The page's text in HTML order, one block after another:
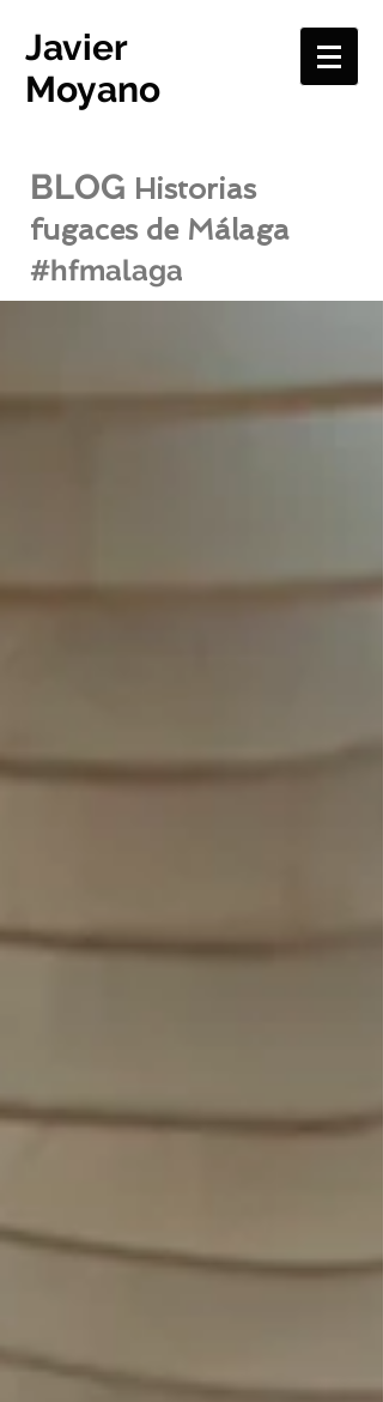
Javier
Moyano
BLOG Historias
fugaces de Málaga
#hfmalaga